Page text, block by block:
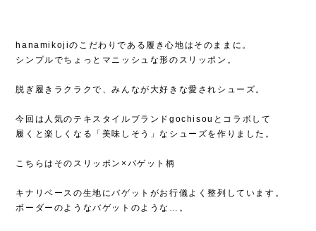
hanamikojiのこだわりである履き心地はそのままに。
シンプルでちょっとマニッシュな形のスリッポン。
脱ぎ履きラクラクで、みんなが大好きな愛されシューズ。
今回は人気のテキスタイルブランドgochisouとコラボして
履くと楽しくなる「美味しそう」なシューズを作りました。
こちらはそのスリッポン×バゲット柄
キナリベースの生地にバゲットがお行儀よく整列しています。
ボーダーのようなバゲットのような…。